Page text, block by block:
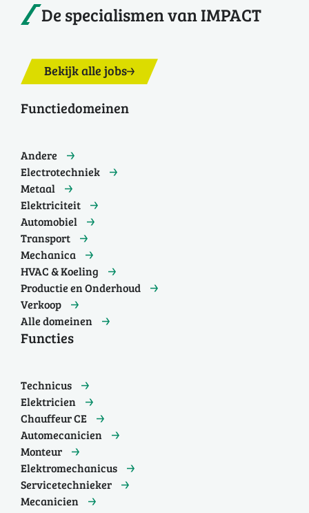
De specialismen van IMPACT
Bekijk alle jobs
Functiedomeinen
Andere
Electrotechniek
Metaal
Elektriciteit
Automobiel
Transport
Mechanica
HVAC & Koeling
Productie en Onderhoud
Verkoop
Alle domeinen
Functies
Technicus
Elektricien
Chauffeur CE
Automecanicien
Monteur
Elektromechanicus
Servicetechnieker
Mecanicien